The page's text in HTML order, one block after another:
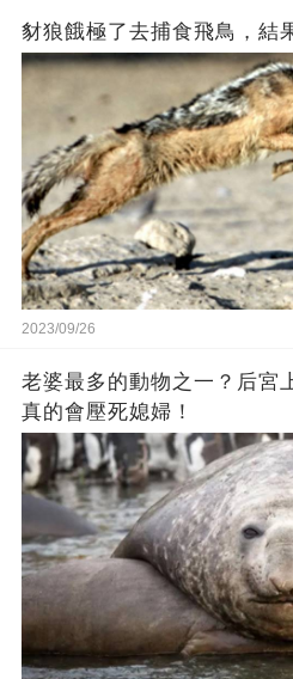
豺狼餓極了去捕食飛鳥，結
2023/09/26
老婆最多的動物之一？后宮
真的會壓死媳婦！